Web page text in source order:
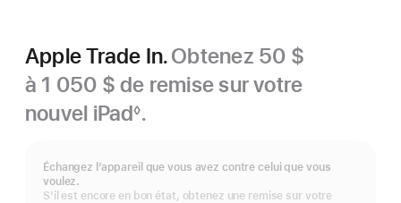
Apple Trade In.Obtenez 50 $
à 1 050 $ de remise sur votre
nouvel iPad
page
◊.
Échangez l’appareil que vous avez contre celui que vous
voulez.
S’il est encore en bon état, obtenez une remise sur votre